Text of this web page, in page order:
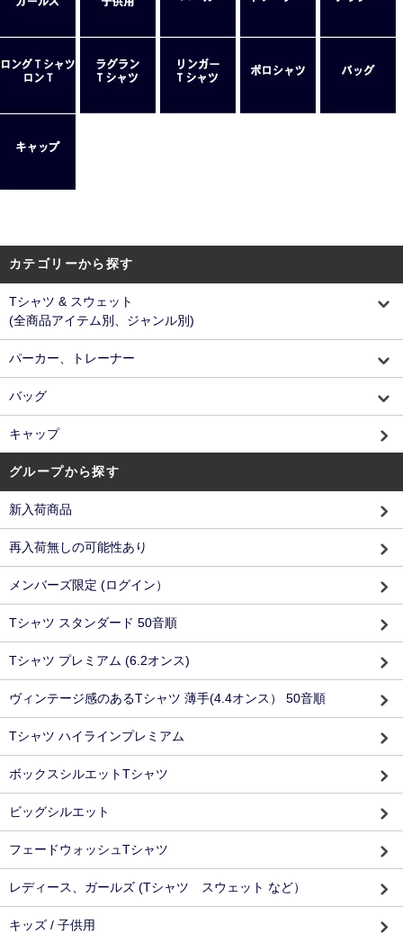
カテゴリーから探す
Tシャツ & スウェット
(全商品アイテム別、ジャンル別)
パーカー、トレーナー
バッグ
キャップ
グループから探す
新入荷商品
再入荷無しの可能性あり
メンバーズ限定 (ログイン）
Tシャツ スタンダード 50音順
Tシャツ プレミアム (6.2オンス)
ヴィンテージ感のあるTシャツ 薄手(4.4オンス） 50音順
Tシャツ ハイラインプレミアム
ボックスシルエットTシャツ
ビッグシルエット
フェードウォッシュTシャツ
レディース、ガールズ (Tシャツ スウェット など）
キッズ / 子供用